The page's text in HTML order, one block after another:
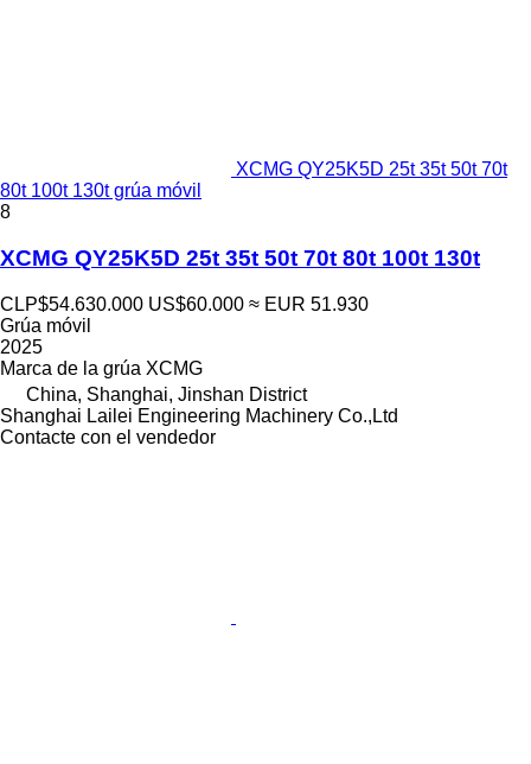
XCMG QY25K5D 25t 35t 50t 70t
80t 100t 130t grúa móvil
8
XCMG QY25K5D 25t 35t 50t 70t 80t 100t 130t
CLP$54.630.000 US$60.000 ≈ EUR 51.930
Grúa móvil
2025
Marca de la grúa XCMG
China, Shanghai, Jinshan District
Shanghai Lailei Engineering Machinery Co.,Ltd
Contacte con el vendedor